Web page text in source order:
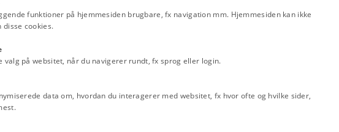
Commons
danne et nyt Ministerium, og
min Forgænger deres Støtte.
regering, 28. august 1943
Danmark”, 25. juni 2019
HØR: Erik Scavenius tale om 1.
funktioner på hjemmesiden brugbare, fx navigation mm. Hjemmesiden kan ikke
disse cookies.
valg på websitet, når du navigerer rundt, fx sprog eller login.
data om, hvordan du interagerer med websitet, fx hvor ofte og hvilke sider,